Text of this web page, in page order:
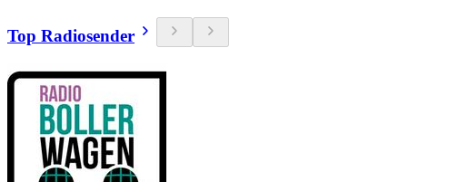
Top Radiosender